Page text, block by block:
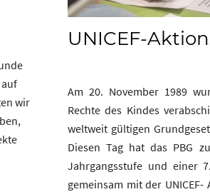
wir
UNICEF-
Am 20. November 1989
Rechte des Kindes
weltweit gültigen
Diesen Tag hat das PBG
Jahrgangsstufe und einer
gemeinsam mit der